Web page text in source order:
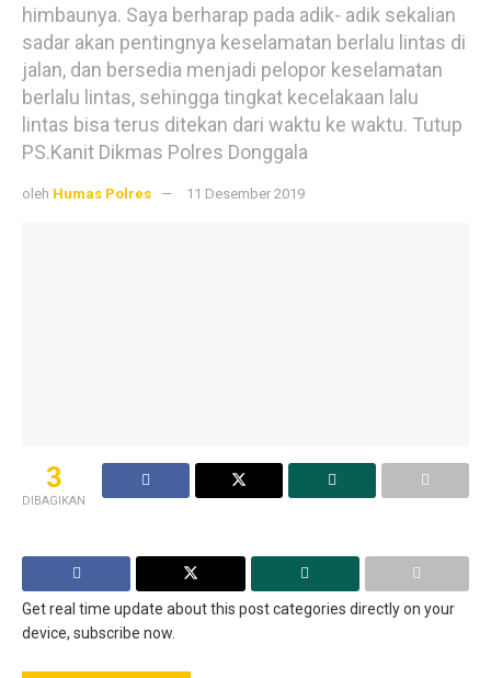
himbaunya. Saya berharap pada adik- adik sekalian
sadar akan pentingnya keselamatan berlalu lintas di
jalan, dan bersedia menjadi pelopor keselamatan
berlalu lintas, sehingga tingkat kecelakaan lalu
lintas bisa terus ditekan dari waktu ke waktu. Tutup
PS.Kanit Dikmas Polres Donggala
oleh Humas Polres 11 Desember 2019
3
DIBAGIKAN
Get real time update about this post categories directly on your
device, subscribe now.